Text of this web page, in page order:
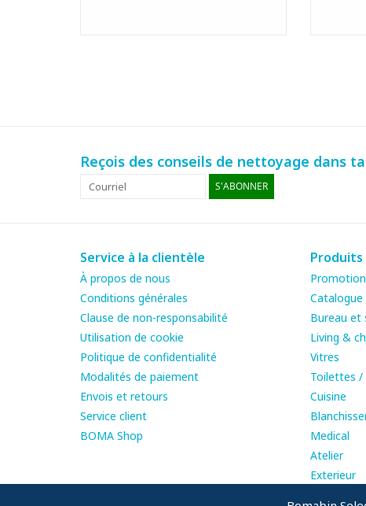
Reçois des conseils de nettoyage dans
S'ABONNER
Service à la clientèle
À propos de nous
Conditions générales
Clause de non-responsabilité
Utilisation de cookie
Politique de confidentialité
Modalités de paiement
Envois et retours
Service client
BOMA Shop
Produits
Catalogue
Bureau et
Living &
Vitres
Toilettes /
Cuisine
Medical
Atelier
Exterieur